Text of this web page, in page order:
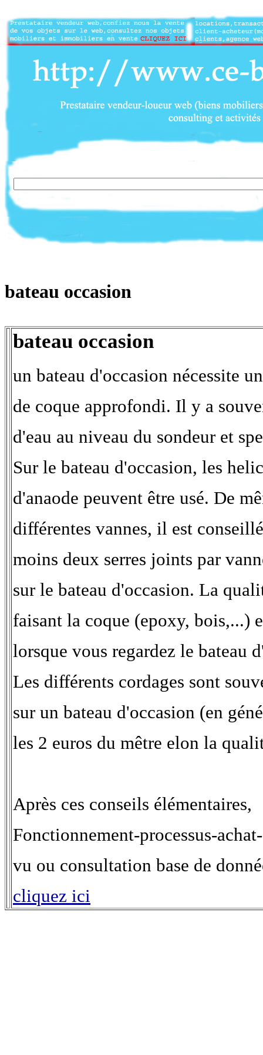
bateau occasion
bateau occasion
un bateau d'occasion nécessite
de coque approfondi. Il y a
d'eau au niveau du sondeur et
Sur le bateau d'occasion, les
d'anaode peuvent être usé. De
différentes vannes, il est
moins deux serres joints par
sur le bateau d'occasion. La
faisant la coque (epoxy, bois,...)
lorsque vous regardez le bateau
Les différents cordages sont
sur un bateau d'occasion (en
les 2 euros du mêtre elon la
Après ces conseils élémentaires,
Fonctionnement-processus-
vu ou consultation base de
cliquez ici